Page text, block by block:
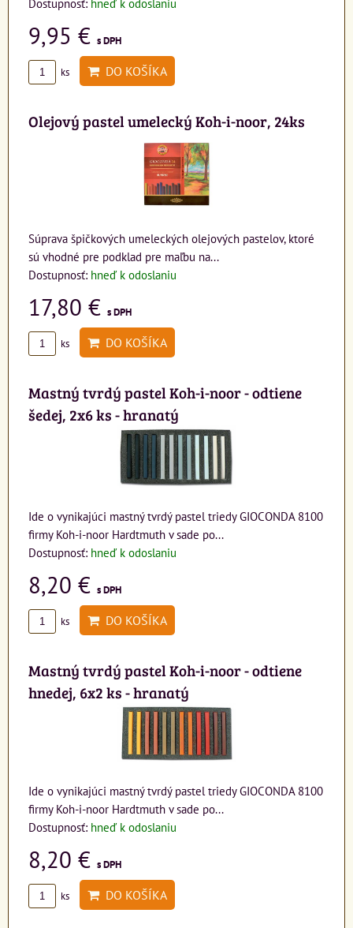
9,95 € s DPH
ks DO KOŠÍKA
Olejový pastel umelecký Koh-i-noor, 24ks
Súprava špičkových umeleckých olejových pastelov, ktoré
sú vhodné pre podklad pre maľbu na...
Dostupnosť: hneď k odoslaniu
17,80 € s DPH
ks DO KOŠÍKA
Mastný tvrdý pastel Koh-i-noor - odtiene
šedej, 2x6 ks - hranatý
Ide o vynikajúci mastný tvrdý pastel triedy GIOCONDA 8100
firmy Koh-i-noor Hardtmuth v sade po...
Dostupnosť: hneď k odoslaniu
8,20 € s DPH
ks DO KOŠÍKA
Mastný tvrdý pastel Koh-i-noor - odtiene
hnedej, 6x2 ks - hranatý
Ide o vynikajúci mastný tvrdý pastel triedy GIOCONDA 8100
firmy Koh-i-noor Hardtmuth v sade po...
Dostupnosť: hneď k odoslaniu
8,20 € s DPH
ks DO KOŠÍKA